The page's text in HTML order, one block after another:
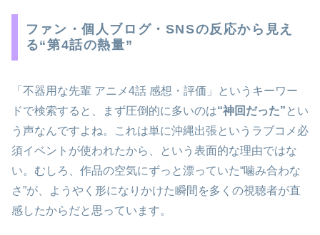
ファン・個人ブログ・SNSの反応から見え
る“第4話の熱量”
「不器用な先輩 アニメ4話 感想・評価」というキーワー
ドで検索すると、まず圧倒的に多いのは“神回だった” とい
う声なんですよね。これは単に沖縄出張というラブコメ必
須イベントが使われたから、という表面的な理由ではな
い。むしろ、作品の空気にずっと漂っていた“噛み合わな
さ”が、ようやく形になりかけた瞬間を多くの視聴者が直
感したからだと思っています。